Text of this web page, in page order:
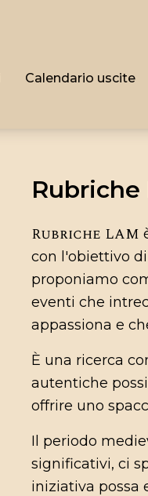
Calendario uscite
Rubriche
Rubriche LAM
con l'obiettivo
proponiamo
eventi che
appassiona e
È una ricerca
autentiche
offrire uno
Il periodo
significativi, ci
iniziativa possa